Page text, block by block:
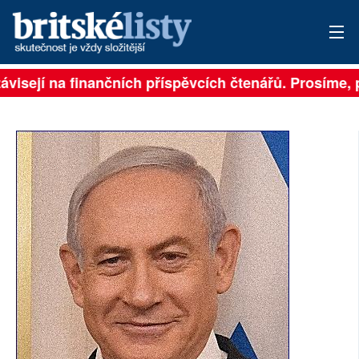
PŘIHLÁSIT
ARCHIV
ROZHOVORY
TÉMATA
NEJČTENĚJŠÍ ZA 7 DNÍ
AUTOŘI
PŘÍSPĚVKY NA PROVOZ
na finančních příspěvcích čtenářů. Prosíme,